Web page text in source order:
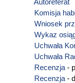
Autoreferat
Komisja
Wniosek
Wykaz
Uchwała
Uchwała
Recenzja -
Recenzja -